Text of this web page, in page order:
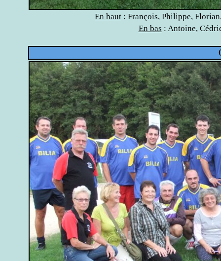
En haut : François, Philippe,
En bas : Antoine,